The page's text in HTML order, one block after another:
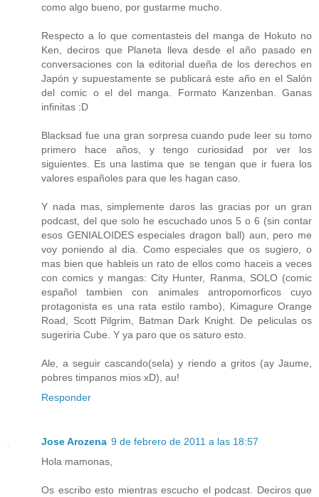
como algo bueno, por gustarme mucho.
Respecto a lo que comentasteis del manga de Hokuto no
Ken, deciros que Planeta lleva desde el año pasado en
conversaciones con la editorial dueña de los derechos en
Japón y supuestamente se publicará este año en el Salón
del comic o el del manga. Formato Kanzenban. Ganas
infinitas :D
Blacksad fue una gran sorpresa cuando pude leer su tomo
primero hace años, y tengo curiosidad por ver los
siguientes. Es una lastima que se tengan que ir fuera los
valores españoles para que les hagan caso.
Y nada mas, simplemente daros las gracias por un gran
podcast, del que solo he escuchado unos 5 o 6 (sin contar
esos GENIALOIDES especiales dragon ball) aun, pero me
voy poniendo al dia. Como especiales que os sugiero, o
mas bien que hableis un rato de ellos como haceis a veces
con comics y mangas: City Hunter, Ranma, SOLO (comic
español tambien con animales antropomorficos cuyo
protagonista es una rata estilo rambo), Kimagure Orange
Road, Scott Pilgrim, Batman Dark Knight. De peliculas os
sugeriria Cube. Y ya paro que os saturo esto.
Ale, a seguir cascando(sela) y riendo a gritos (ay Jaume,
pobres timpanos mios xD), au!
Responder
Jose Arozena 9 de febrero de 2011 a las 18:57
Hola mamonas,
Os escribo esto mientras escucho el podcast. Deciros que